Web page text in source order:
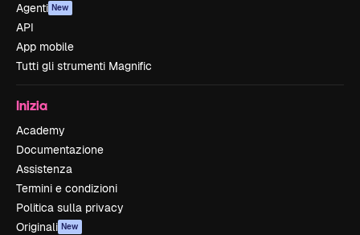
Agenti New
API
App mobile
Tutti gli strumenti Magnific
Inizia
Academy
Documentazione
Assistenza
Termini e condizioni
Politica sulla privacy
Originali New